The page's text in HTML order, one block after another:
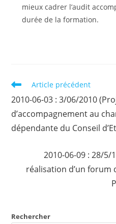
mieux cadrer l’audit
durée de la formation.
Read
articles
Article précédent
2010-06-03 : 3/06/2010
d’accompagnement au
dépendante du Conseil
2010-06-09 : 28/5/
réalisation d’un forum
Rechercher